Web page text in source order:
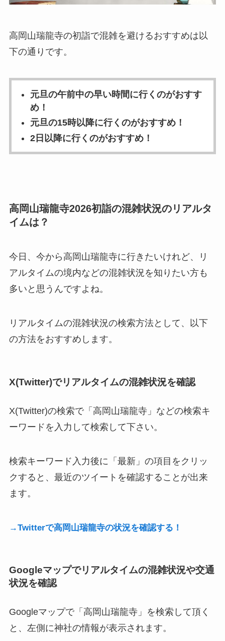
高岡山瑞龍寺の初詣で混雑を避けるおすすめは以
下の通りです。
元旦の午前中の早い時間に行くのがおすす
め！
元旦の15時以降に行くのがおすすめ！
2日以降に行くのがおすすめ！
高岡山瑞龍寺2026初詣の混雑状況のリアルタ
イムは？
今日、今から高岡山瑞龍寺に行きたいけれど、リ
アルタイムの境内などの混雑状況を知りたい方も
多いと思うんですよね。
リアルタイムの混雑状況の検索方法として、以下
の方法をおすすめします。
X(Twitter)でリアルタイムの混雑状況を確認
X(Twitter)の検索で「高岡山瑞龍寺」などの検索キ
ーワードを入力して検索して下さい。
検索キーワード入力後に「最新」の項目をクリッ
クすると、最近のツイートを確認することが出来
ます。
→Twitterで高岡山瑞龍寺の状況を確認する！
Googleマップでリアルタイムの混雑状況や交通
状況を確認
Googleマップで「高岡山瑞龍寺」を検索して頂く
と、左側に神社の情報が表示されます。